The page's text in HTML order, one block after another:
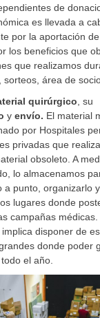
de
es llevada a
por la aportación
los beneficios que
que realizamos
área de
quirúrgico , su
y envío. El material
por Hospitales
privadas que
obsoleto. A
lo almacenamos
a punto, organizarlo
lugares donde
campañas médicas.
disponer de
donde poder
el año.